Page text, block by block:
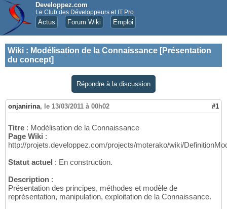
Developpez.com
Le Club des Développeurs et IT Pro
Actus Forum Wiki Emploi
Wiki : Modélisation de la Connaissance [Présentation
du concept]
Répondre à la discussion
onjanirina, le 13/03/2011 à 00h02 #1
Titre : Modélisation de la Connaissance
Page Wiki :
http://projets.developpez.com/projects/moterako/wiki/
Statut actuel : En construction.
Description :
Présentation des principes, méthodes et modèle de
représentation, manipulation, exploitation de la Connaissance.